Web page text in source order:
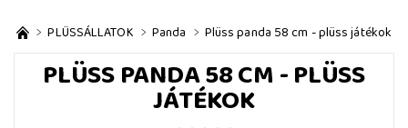
PLÜSSÁLLATOK Panda Plüss panda 58 cm - plüss játékok
PLÜSS PANDA 58 CM - PLÜSS
JÁTÉKOK